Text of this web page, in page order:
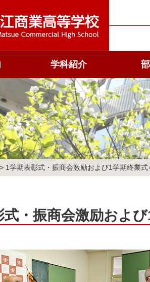
学科紹介
商業科
情報処理科
国際ビジネス科
> 1学期表彰式・振商会激励および1学期終業式
式・振商会激励およ